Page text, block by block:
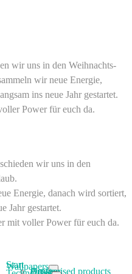
wir uns in den Weihnachts-
wir neue Energie,
ins neue Jahr gestartet.
Power für euch da.
wir uns in den
Energie, danach wird sortiert,
Jahr gestartet.
mit voller Power für euch da.
Start
Wallpapers
Designs
Customised products
Artists